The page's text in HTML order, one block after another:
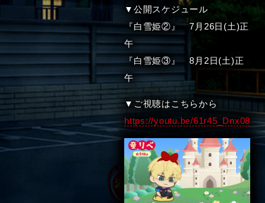
▼公開スケジュール
『白雪姫②』 7月26日(土)正
午
『白雪姫③』 8月2日(土)正
午
▼ご視聴はこちらから
https://youtu.be/61r45_Dnx08